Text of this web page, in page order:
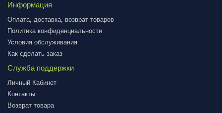
Информация
Оплата, доставка, возврат товаров
Политика конфиденциальности
Условия обслуживания
Как сделать заказ
Служба поддержки
Личный Кабинет
Контакты
Возврат товара